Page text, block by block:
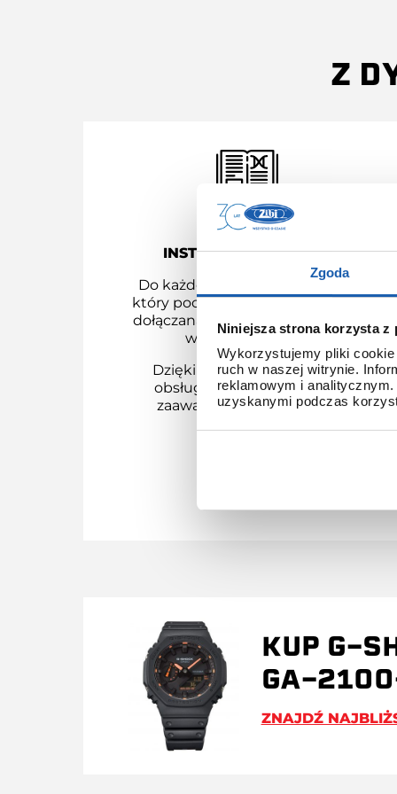
Zgoda
Niniejsza strona korzysta z
Wykorzystujemy pliki
ruch w naszej witrynie.
reklamowym i
uzyskanymi podczas
Z
INSTRUKCJA OBSŁUGI
Do każdego modelu G-SHOCK,
który pochodzi z dystrybucji ZIBI
dołączana jest instrukcja obsługi
w języku polskim.
Dzięki temu łatwo poznasz
obsługę nawet najbardziej
zaawansowanych modeli.
KUP G-
GA-
ZNAJDŹ